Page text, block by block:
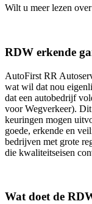
Wilt u meer lezen
RDW erkende
AutoFirst RR
wat wil dat nou
dat een autobedrijf
voor Wegverkeer).
keuringen mogen
goede, erkende en
bedrijven met grote
die kwaliteitseisen
Wat doet de